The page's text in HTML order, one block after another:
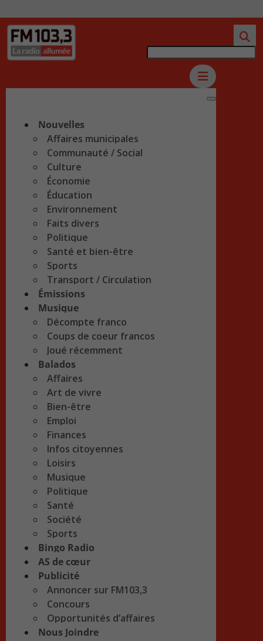
Nouvelles
Affaires municipales
Communauté / Social
Culture
Économie
Éducation
Environnement
Faits divers
Politique
Santé et bien-être
Sports
Transport / Circulation
Émissions
Musique
Décompte franco
Coups de coeur francos
Joué récemment
Balados
Affaires
Art de vivre
Bien-être
Emploi
Finances
Infos citoyennes
Loisirs
Musique
Politique
Santé
Société
Sports
Bingo Radio
AS de cœur
Publicité
Annoncer sur FM103,3
Concours
Opportunités d’affaires
Nous Joindre